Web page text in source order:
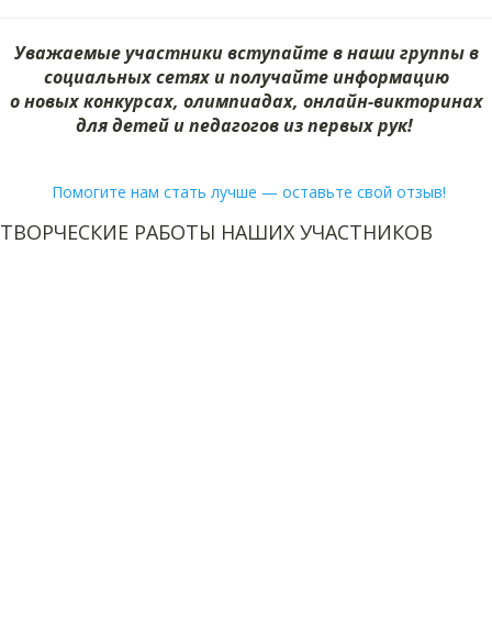
Уважаемые участники вступайте в наши группы в
социальных сетях и получайте информацию
о новых конкурсах, олимпиадах, онлайн-викторинах
для детей и педагогов из первых рук!
Помогите нам стать лучше — оставьте свой отзыв!
ТВОРЧЕСКИЕ РАБОТЫ НАШИХ УЧАСТНИКОВ